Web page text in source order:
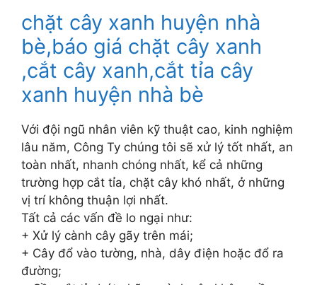
chặt cây xanh huyện nhà
bè,báo giá chặt cây xanh
,cắt cây xanh,cắt tỉa cây
xanh huyện nhà bè
Với đội ngũ nhân viên kỹ thuật cao, kinh nghiệm
lâu năm, Công Ty chúng tôi sẽ xử lý tốt nhất, an
toàn nhất, nhanh chóng nhất, kể cả những
trường hợp cắt tỉa, chặt cây khó nhất, ở những
vị trí không thuận lợi nhất.
Tất cả các vấn đề lo ngại như:
+ Xử lý cành cây gãy trên mái;
+ Cây đổ vào tường, nhà, dây điện hoặc đổ ra
đường;